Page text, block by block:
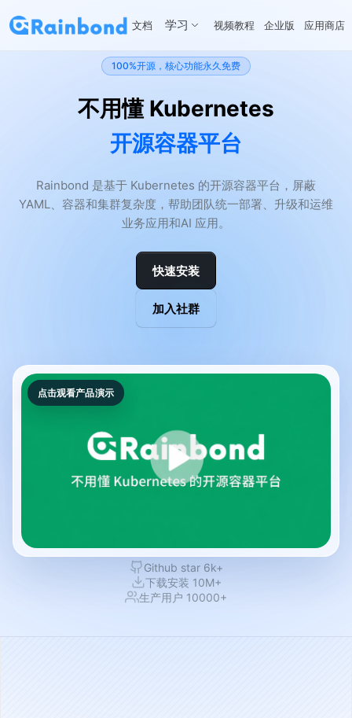
文档 学习 视频教程 企业版 应用商店
100%开源，核心功能永久免费
不用懂 Kubernetes
开源容器平台
Rainbond 是基于 Kubernetes 的开源容器平台，屏蔽
YAML、容器和集群复杂度，帮助团队统一部署、升级和运维
业务应用和AI 应用。
快速安装
加入社群
点击观看产品演示
Github star 6k+
下载安装 10M+
生产用户 10000+